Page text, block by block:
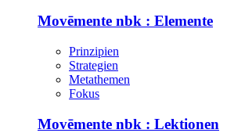
Movēmente nbk : Elemente
Prinzipien
Strategien
Metathemen
Fokus
Movēmente nbk : Lektionen